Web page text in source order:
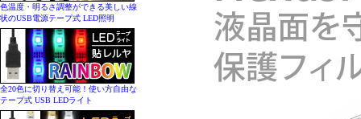
色温度・明るさ調整ができる美しい線
状のUSB電源テープ式 LED照明
全20色に切り替え可能！使い方自由な
テープ式 USB LEDライト